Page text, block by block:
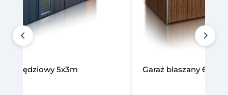
6x5m jednospadowy Carport ażurowy 5x5m